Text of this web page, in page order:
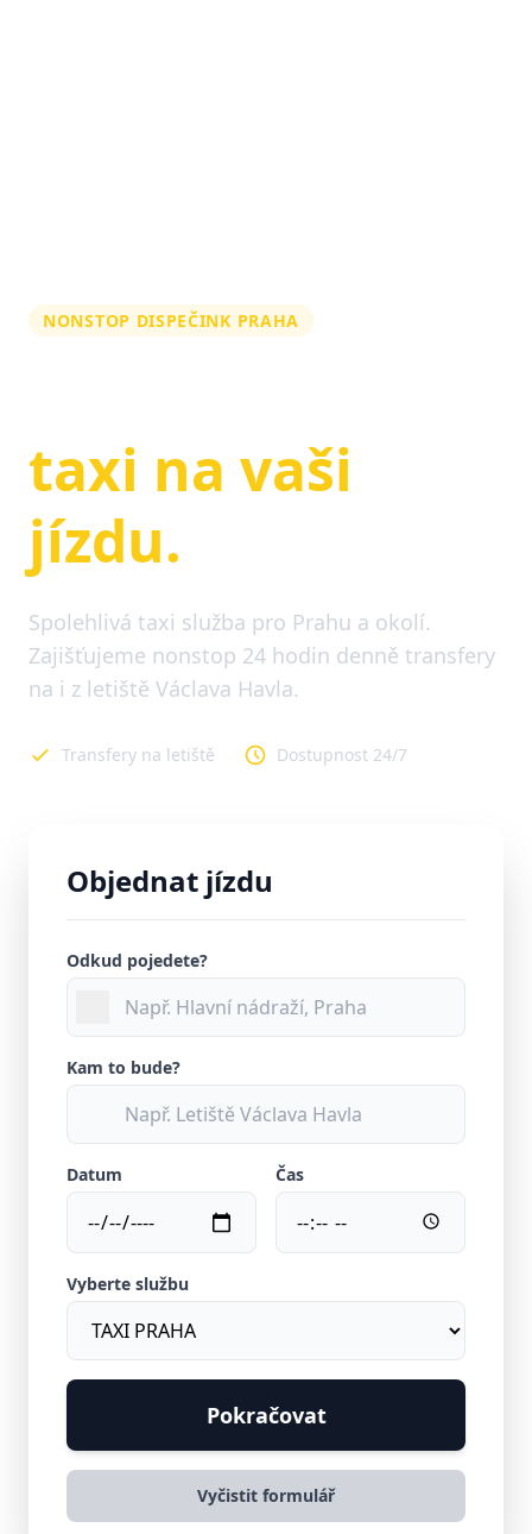
NONSTOP DISPEČINK PRAHA
taxi na vaši
jízdu.
Spolehlivá taxi služba pro Prahu a okolí.
Zajišťujeme nonstop 24 hodin denně transfery
na i z letiště Václava Havla.
Transfery na letiště Dostupnost 24/7
Objednat jízdu
Odkud pojedete?
Kam to bude?
Datum Čas
Vyberte službu
Pokračovat
Vyčistit formulář